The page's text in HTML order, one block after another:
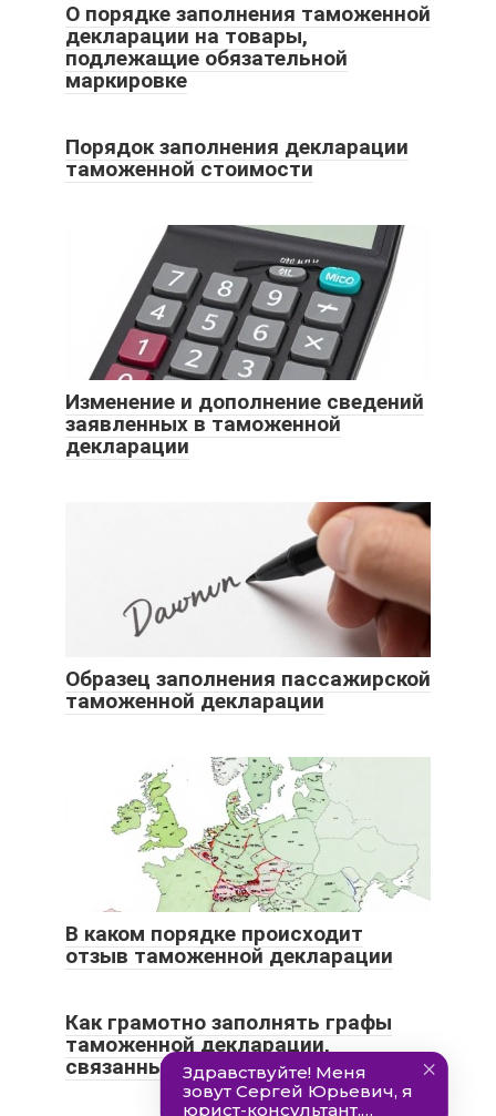
О порядке заполнения таможенной
декларации на товары,
подлежащие обязательной
маркировке
Порядок заполнения декларации
таможенной стоимости
Изменение и дополнение сведений
заявленных в таможенной
декларации
Образец заполнения пассажирской
таможенной декларации
В каком порядке происходит
отзыв таможенной декларации
Как грамотно заполнять графы
таможенной декларации,
связанные с валютным контролем